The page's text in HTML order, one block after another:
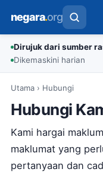
negara.org
Dirujuk dari sumber
Dikemaskini harian
Utama › Hubungi
Hubungi
Kami hargai
maklumat yang
pertanyaan dan